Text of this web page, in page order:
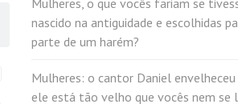
Mulheres, o que vocês fariam se
nascido na antiguidade e escolhidas
parte de um harém?
Mulheres: o cantor Daniel envelheceu
ele está tão velho que vocês nem se